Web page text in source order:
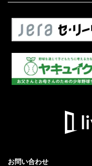
お問い合わせ